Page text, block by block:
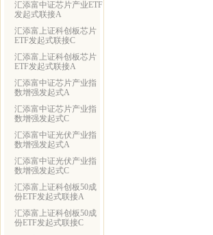
汇添富中证芯片产业ETF
发起式联接A
汇添富上证科创板芯片
ETF发起式联接C
汇添富上证科创板芯片
ETF发起式联接A
汇添富中证芯片产业指
数增强发起式A
汇添富中证芯片产业指
数增强发起式C
汇添富中证光伏产业指
数增强发起式A
汇添富中证光伏产业指
数增强发起式C
汇添富上证科创板50成
份ETF发起式联接A
汇添富上证科创板50成
份ETF发起式联接C